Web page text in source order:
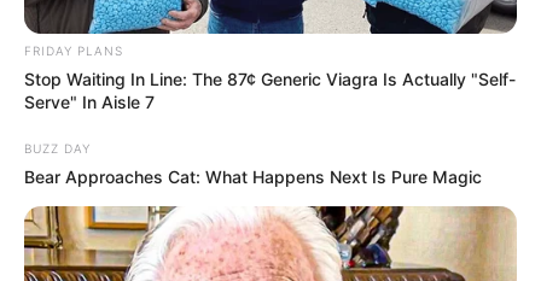
FRIDAY PLANS
Stop Waiting In Line: The 87¢ Generic Viagra Is Actually "Self-
Serve" In Aisle 7
BUZZ DAY
Bear Approaches Cat: What Happens Next Is Pure Magic